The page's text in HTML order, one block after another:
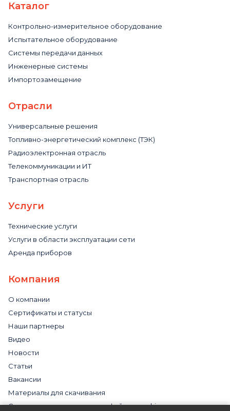
Каталог
Контрольно-измерительное оборудование
Испытательное оборудование
Системы передачи данных
Инженерные системы
Импортозамещение
Отрасли
Универсальные решения
Топливно-энергетический комплекс (ТЭК)
Радиоэлектронная отрасль
Телекоммуникации и ИТ
Транспортная отрасль
Услуги
Технические услуги
Услуги в области эксплуатации сети
Аренда приборов
Компания
О компании
Сертификаты и статусы
Наши партнеры
Видео
Новости
Статьи
Вакансии
Материалы для скачивания
Cогласие на использование файлов cookies